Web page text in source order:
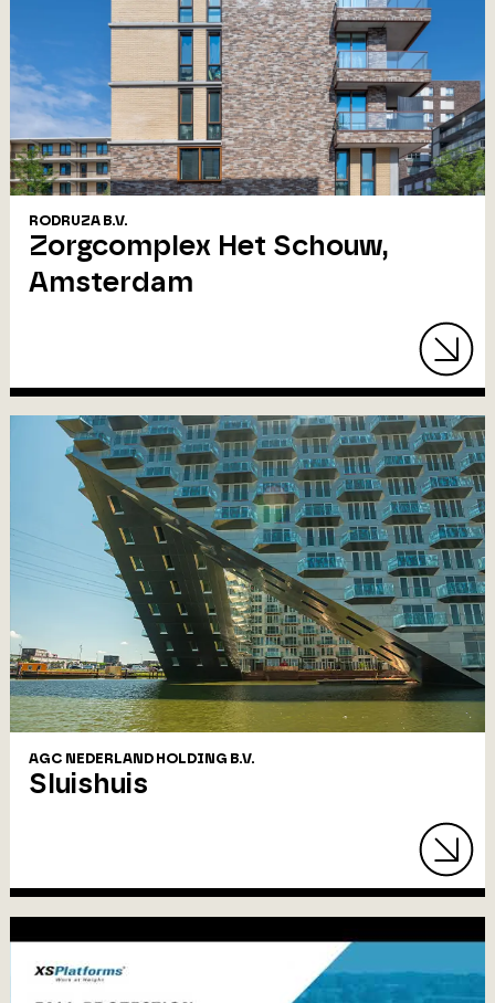
RODRUZA B.V.
Zorgcomplex Het Schouw,
Amsterdam
AGC NEDERLAND HOLDING B.V.
Sluishuis